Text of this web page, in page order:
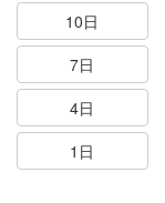
10日
7日
4日
1日